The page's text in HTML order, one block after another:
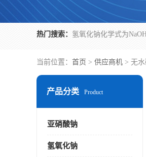
热门搜索：
当前位置： 首页 > 供应商机 > 无
产品分类 Product
亚硝酸钠
氢氧化钠